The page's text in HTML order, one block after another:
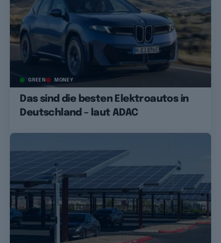
GREEN MONEY
Das sind die besten Elektroautos in
Deutschland – laut ADAC